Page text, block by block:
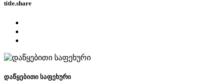
title.share
დაწყებითი საფეხური